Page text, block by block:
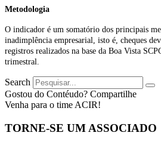
Metodologia
O indicador é um somatório dos principais
inadimplência empresarial, isto é, cheques
registros realizados na base da Boa Vista
trimestral.
Search
Gostou do Contéudo? Compartilhe
Venha para o time ACIR!
TORNE-SE UM ASSOCIADO